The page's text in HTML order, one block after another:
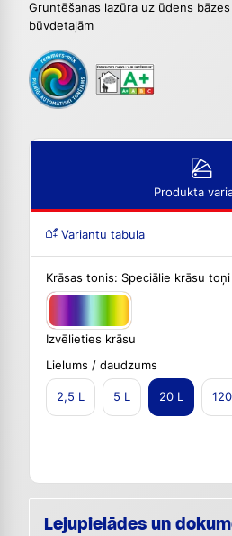
Gruntēšanas lazūra uz ūdens
būvdetaļām
Produkta
Variantu tabula
Krāsas tonis: Speciālie krāsu toņi
Izvēlieties krāsu
Lielums / daudzums
2,5 L 5 L 20 L
Lejupielādes un